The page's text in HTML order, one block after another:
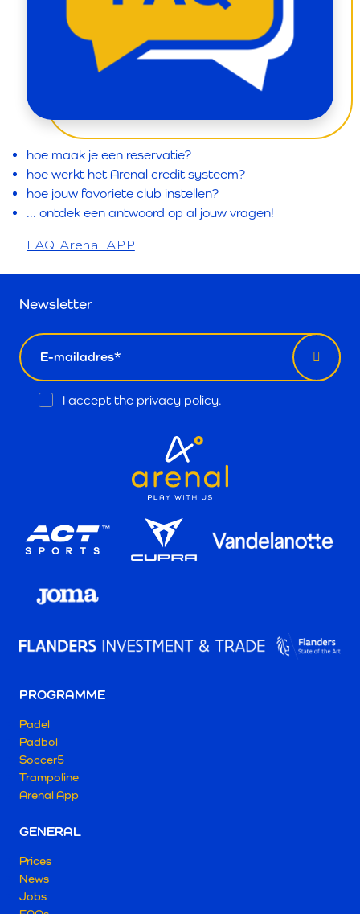
hoe maak je een reservatie?
hoe werkt het Arenal credit systeem?
hoe jouw favoriete club instellen?
... ontdek een antwoord op al jouw vragen!
FAQ Arenal APP
Newsletter
email
Opt
I accept the privacy policy.
PROGRAMME
Padel
Padbol
Soccer5
Trampoline
Arenal App
GENERAL
Prices
News
Jobs